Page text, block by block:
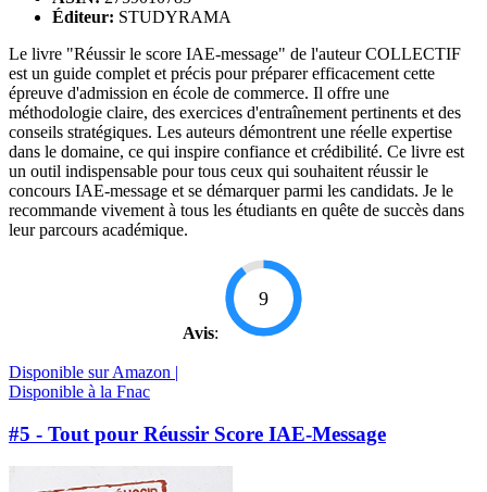
Éditeur: STUDYRAMA
Le livre "Réussir le score IAE-message" de l'auteur COLLECTIF
est un guide complet et précis pour préparer efficacement cette
épreuve d'admission en école de commerce. Il offre une
méthodologie claire, des exercices d'entraînement pertinents et des
conseils stratégiques. Les auteurs démontrent une réelle expertise
dans le domaine, ce qui inspire confiance et crédibilité. Ce livre est
un outil indispensable pour tous ceux qui souhaitent réussir le
concours IAE-message et se démarquer parmi les candidats. Je le
recommande vivement à tous les étudiants en quête de succès dans
leur parcours académique.
Avis:
9
Disponible sur Amazon |
Disponible à la Fnac
#5 - Tout pour Réussir Score IAE-Message